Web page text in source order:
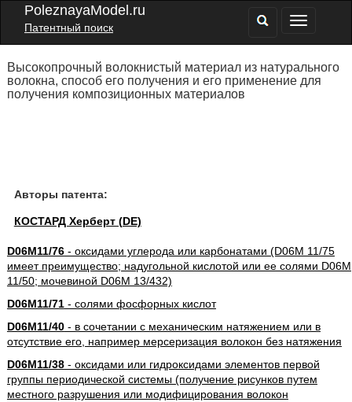
PoleznayaModel.ru
Патентный поиск
Высокопрочный волокнистый материал из натурального
волокна, способ его получения и его применение для
получения композиционных материалов
Авторы патента:
КОСТАРД Херберт (DE)
D06M11/76- оксидами углерода или карбонатами (D06M 11/75
имеет преимущество; надугольной кислотой или ее солями D06M
11/50; мочевиной D06M 13/432)
D06M11/71- солями фосфорных кислот
D06M11/40- в сочетании с механическим натяжением или в
отсутствие его, например мерсеризация волокон без натяжения
D06M11/38- оксидами или гидроксидами элементов первой
группы периодической системы (получение рисунков путем
местного разрушения или модифицирования волокон